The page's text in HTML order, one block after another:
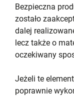
Bezpieczna
zostało
dalej
lecz także o
oczekiwany
Jeżeli te
poprawnie